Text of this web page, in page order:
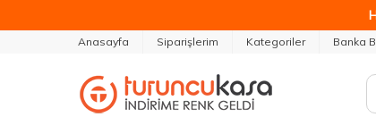
Anasayfa Siparişlerim Kategoriler Banka